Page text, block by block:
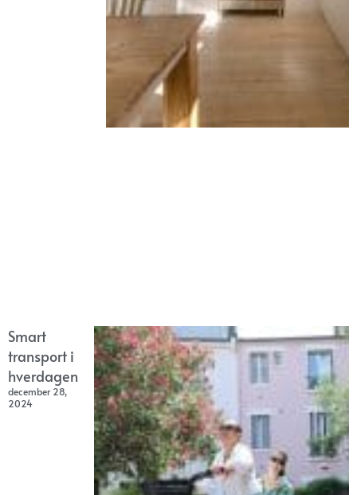
Smart
transport i
hverdagen
december 28,
2024